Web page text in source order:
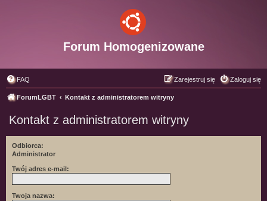
Forum Homogenizowane
FAQ Zaloguj się
Zarejestruj się
ForumLGBT Kontakt z administratorem witryny
Kontakt z administratorem witryny
Odbiorca:
Administrator
Twój adres e-mail:
Twoja nazwa: